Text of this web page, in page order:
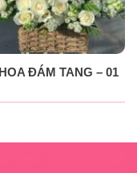
ĐÁM TANG – 01